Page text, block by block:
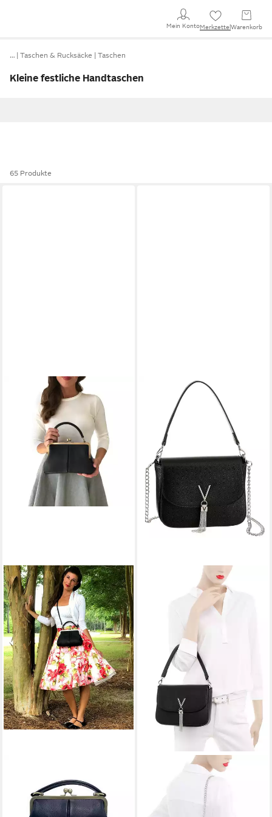
Mein KontoMerkzettel Warenkorb
… Taschen & Rucksäcke Taschen
Kleine festliche Handtaschen
65 Produkte
Handtasche Damen
Handtasche Leder "Kleine
Olive", Umhängetasche,
VALENTINO BAGS
Schultertasche DIVINA, mit
Ketten Details Handtasche
Damen Tasche Damen